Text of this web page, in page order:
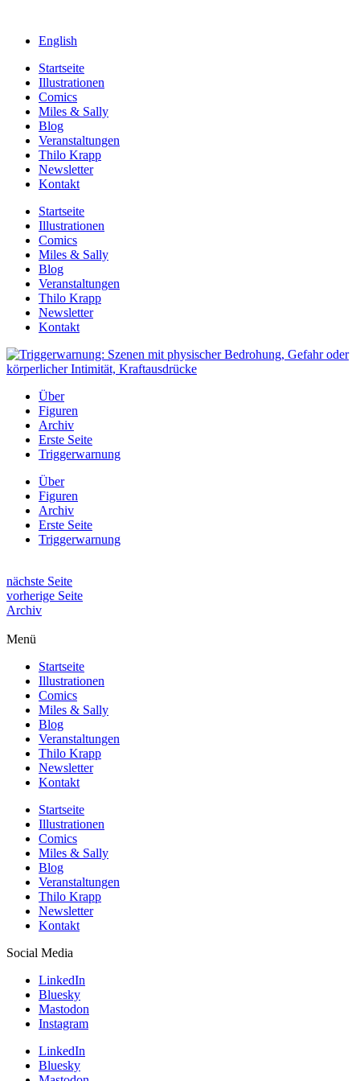
English
Startseite
Illustrationen
Comics
Miles & Sally
Blog
Veranstaltungen
Thilo Krapp
Newsletter
Kontakt
Startseite
Illustrationen
Comics
Miles & Sally
Blog
Veranstaltungen
Thilo Krapp
Newsletter
Kontakt
Über
Figuren
Archiv
Erste Seite
Triggerwarnung
Über
Figuren
Archiv
Erste Seite
Triggerwarnung
nächste Seite
vorherige Seite
Archiv
Menü
Startseite
Illustrationen
Comics
Miles & Sally
Blog
Veranstaltungen
Thilo Krapp
Newsletter
Kontakt
Startseite
Illustrationen
Comics
Miles & Sally
Blog
Veranstaltungen
Thilo Krapp
Newsletter
Kontakt
Social Media
LinkedIn
Bluesky
Mastodon
Instagram
LinkedIn
Bluesky